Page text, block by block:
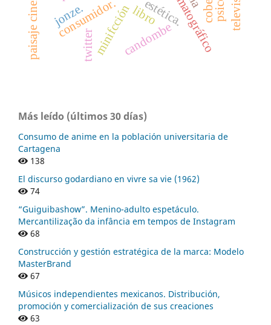
estética.
minifccióncandombe
consumidor.
jonze.
twitter
libro
Más leído (últimos 30 días)
Consumo de anime en la población universitaria de
Cartagena
138
El discurso godardiano en vivre sa vie (1962)
74
“Guiguibashow”. Menino-adulto espetáculo.
Mercantilização da infância em tempos de Instagram
68
Construcción y gestión estratégica de la marca: Modelo
MasterBrand
67
Músicos independientes mexicanos. Distribución,
promoción y comercialización de sus creaciones
63